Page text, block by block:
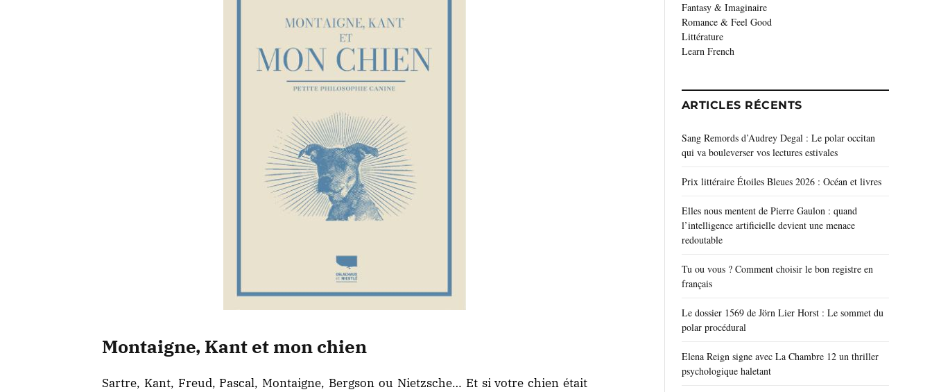
Montaigne, Kant et mon chien
Sartre, Kant, Freud, Pascal, Montaigne, Bergson ou Nietzsche… Et si votre chien était
Fantasy & Imaginaire
Romance & Feel Good
Littérature
Learn French
ARTICLES RÉCENTS
Sang Remords d’Audrey Degal : Le polar occitan
qui va bouleverser vos lectures estivales
Prix littéraire Étoiles Bleues 2026 : Océan et livres
Elles nous mentent de Pierre Gaulon : quand
l’intelligence artificielle devient une menace
redoutable
Tu ou vous ? Comment choisir le bon registre en
français
Le dossier 1569 de Jörn Lier Horst : Le sommet du
polar procédural
Elena Reign signe avec La Chambre 12 un thriller
psychologique haletant